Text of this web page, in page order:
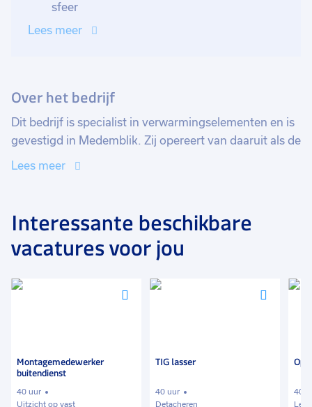
sfeer
Lees meer
Over het bedrijf
Dit bedrijf is specialist in verwarmingselementen en is
gevestigd in Medemblik. Zij opereert van daaruit als de
elektrische verwarmingsspecialist en leverancier over
Offshore de Chemische en Proces Industrie,
voedingsmiddelen, bouw en andere industrieën met
elektrische verwarmingsproducten en bijbehorende
Lees meer
Interessante beschikbare
vacatures voor jou
Voeg
Montagemedewerker
buitendienst
40 uur
Uitzicht op vast
Voeg
TIG lasser
40 uur
Detacheren
40